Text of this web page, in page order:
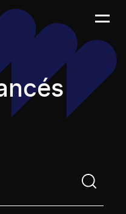
saisir un terme de